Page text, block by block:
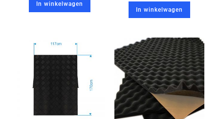
In winkelwagen
In winkelwagen